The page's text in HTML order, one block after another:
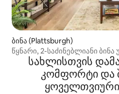
ბინა (Plattsburgh)
წყნარი, 2-საძინებლიანი
ადგილით
სახლისთვის
კომფორტი და